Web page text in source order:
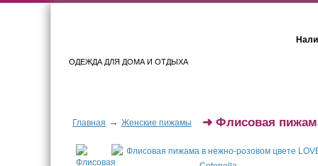
ОДЕЖДА ДЛЯ ДОМА И ОТДЫХА
Главная → Женские пижамы ➜ Флисовая